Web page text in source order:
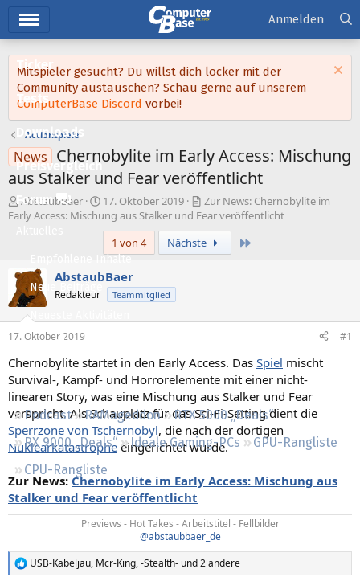
Ticker
Tests
Downloads
Preisvergleich
Forum
Empfohlene Inhalte
Neue Beiträge
Neueste Aktivitäten
Leserartikel
Regeln
Podcast RAMageddon
RTX 5000 „Deals“
RX 9000 „Deals“
Ideale Gaming-PCs
GPU-Rangliste
CPU-Rangliste
Anmelden
Mitspieler gesucht? Du willst dich locker mit der
Community austauschen? Schau gerne auf unserem
ComputerBase Discord vorbei!
Actionspiele
News Chernobylite im Early Access: Mischung
aus Stalker und Fear veröffentlicht
E
r
l
l
e
r
AbstaubBaer
E
r
s
e
l
17. Oktober 2019
Zur News: Chernobylite im
Early Access: Mischung aus Stalker und Fear veröffentlicht
1 von 4
Nächste
AbstaubBaer
Redakteur Teammitglied
17. Oktober 2019 #1
Chernobylite startet in den Early Access. Das Spiel mischt
Survival-, Kampf- und Horrorelemente mit einer nicht-
linearen Story, was eine Mischung aus Stalker und Fear
verspricht. Als Schauplatz für das Sci-Fi-Setting dient die
Sperrzone von Tschernobyl, die nach der dortigen
Nuklearkatastrophe eingerichtet wurde.
Zur News: Chernobylite im Early Access: Mischung aus
Stalker und Fear veröffentlicht
Previews - Hot Takes - Arbeitstitel - Fellbilder
@abstaubbaer_de
R
USB-Kabeljau, Mcr-King,-Stealth- und 2 andere